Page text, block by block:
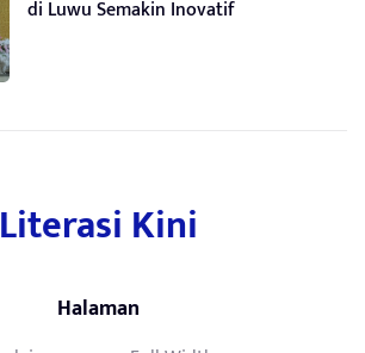
di Luwu Semakin Inovatif
Literasi Kini
Halaman